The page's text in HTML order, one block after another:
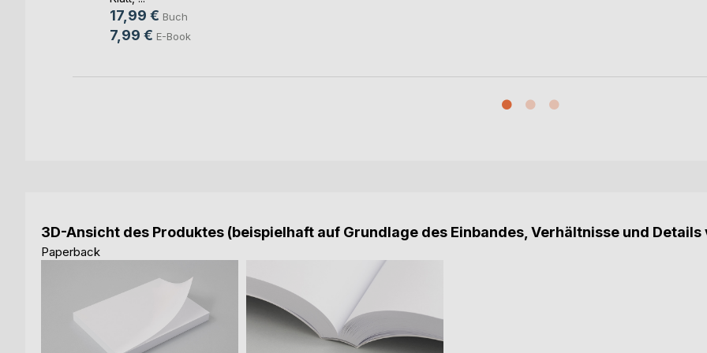
17,99 € Buch
7,99 € E-Book
3D-Ansicht des Produktes (beispielhaft auf Grundlage des Einbandes, Verhältnisse und
Paperback